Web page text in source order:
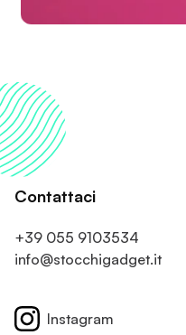
Contattaci
+39 055 9103534
info@stocchigadget.it
Instagram